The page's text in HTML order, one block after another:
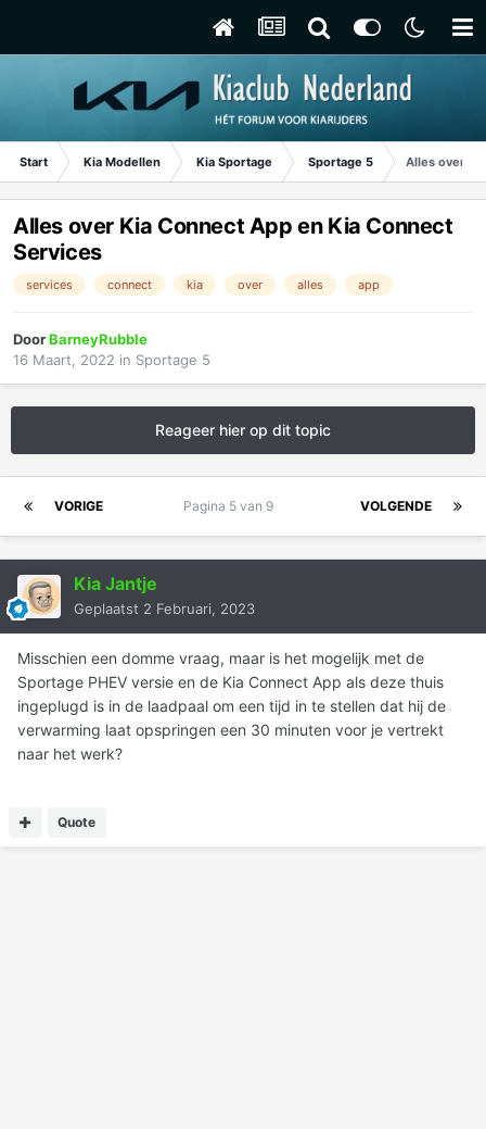
Start Kia Modellen Kia Sportage Sportage 5 Alles over
Alles over Kia Connect App en Kia Connect
Services
services connect kia over alles app
DoorBarneyRubble
16 Maart, 2022 in Sportage 5
Reageer hier op dit topic
VORIGE VOLGENDE
Pagina 5 van 9
Kia Jantje
Geplaatst 2 Februari, 2023
Misschien een domme vraag, maar is het mogelijk met de
Sportage PHEV versie en de Kia Connect App als deze thuis
ingeplugd is in de laadpaal om een tijd in te stellen dat hij de
verwarming laat opspringen een 30 minuten voor je vertrekt
naar het werk?
Quote